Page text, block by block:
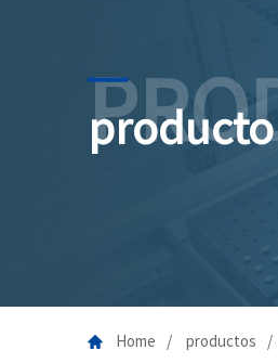
producto
Home productos